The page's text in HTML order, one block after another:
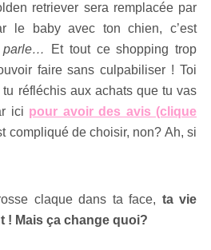
retriever sera remplacée par
le baby avec ton chien, c’est
parle…
Et tout ce shopping trop
faire sans culpabiliser ! Toi
réfléchis aux achats que tu vas
ici pour avoir des avis (clique
compliqué de choisir, non? Ah, si
claque dans ta face, ta vie
! Mais ça change quoi?